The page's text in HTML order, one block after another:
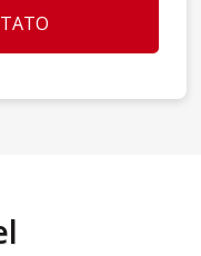
CONTATO